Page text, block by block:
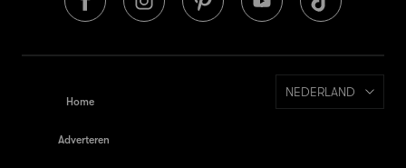
Home
Adverteren
NEDERLAND